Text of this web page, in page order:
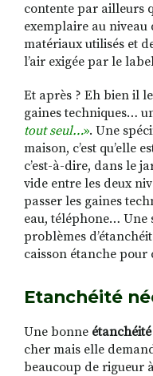
contente par ailleurs
exemplaire au niveau
matériaux utilisés et
l’air exigée par le
Et après ? Eh bien il
gaines techniques…
tout seul…». Une
maison, c’est qu’elle
c’est-à-dire, dans le
vide entre les deux
passer les gaines
eau, téléphone… Une
problèmes
caisson étanche pour
Etanchéité
Une bonne étanchéité
cher mais elle
beaucoup de rigueur